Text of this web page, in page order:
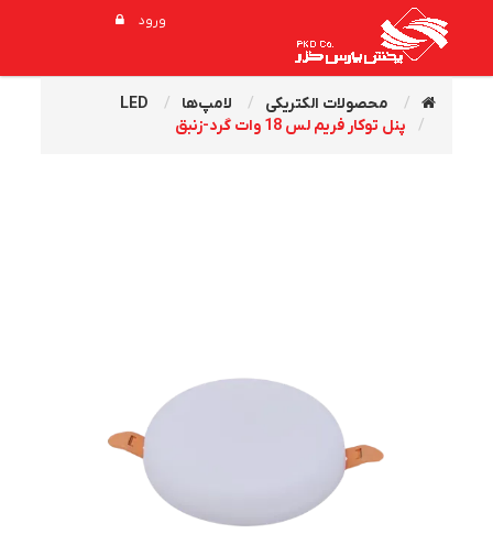
ورود
محصولات الکتریکی لامپ‌ها
LED
پنل توکار فريم لس 18 وات گرد-زنبق